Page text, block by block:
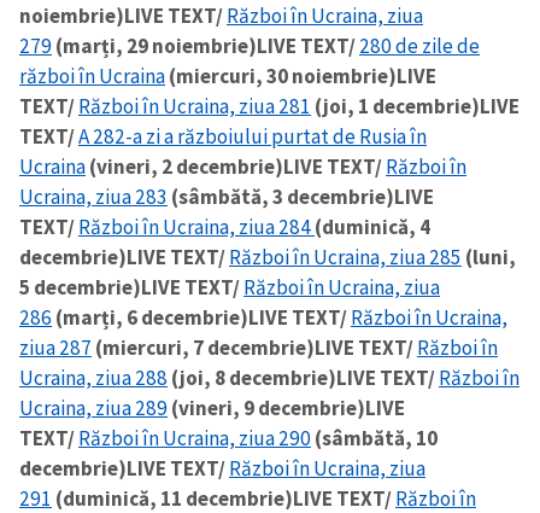
noiembrie)LIVE TEXT/Război în Ucraina, ziua
279(marți, 29 noiembrie)LIVE TEXT/280 de zile de
război în Ucraina(miercuri, 30 noiembrie)LIVE
TEXT/Război în Ucraina, ziua 281 (joi, 1 decembrie)LIVE
TEXT/A 282-a zi a războiului purtat de Rusia în
Ucraina(vineri, 2 decembrie)LIVE TEXT/Război în
Ucraina, ziua 283 (sâmbătă, 3 decembrie)LIVE
TEXT/Război în Ucraina, ziua 284(duminică, 4
decembrie)LIVE TEXT/Război în Ucraina, ziua 285 (luni,
5 decembrie)LIVE TEXT/Război în Ucraina, ziua
286 (marți, 6 decembrie)LIVE TEXT/Război în Ucraina,
ziua 287 (miercuri, 7 decembrie)LIVE TEXT/Război în
Ucraina, ziua 288 (joi, 8 decembrie)LIVE TEXT/Război în
Ucraina, ziua 289(vineri, 9 decembrie)LIVE
TEXT/Război în Ucraina, ziua 290(sâmbătă, 10
decembrie)LIVE TEXT/Război în Ucraina, ziua
291 (duminică, 11 decembrie)LIVE TEXT/Război în